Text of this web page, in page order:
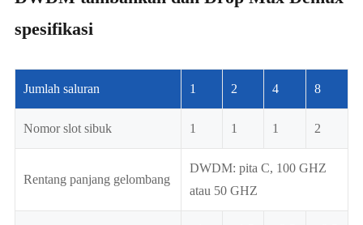
spesifikasi
Jumlah saluran 1 2 4 8
Nomor slot sibuk 1 1 1 2
Rentang panjang gelombang
DWDM: pita C, 100 GHZ
atau 50 GHZ